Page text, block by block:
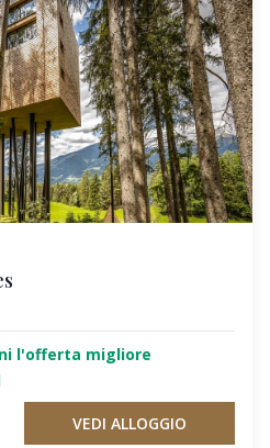
l'offerta migliore
VEDI ALLOGGIO